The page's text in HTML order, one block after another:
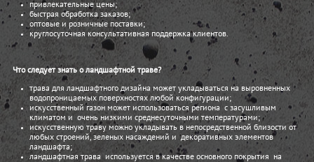
привлекательные цены;
быстрая обработка заказов;
оптовые и розничные поставки;
круглосуточная консультативная поддержка клиентов.
Что следует знать о ландшафтной траве?
трава для ландшафтного дизайна может укладываться на выровненных
водопроницаемых поверхностях любой конфигурации;
искусственный газон может использоваться региона с засушливым
климатом и очень низкими среднесуточными температурами;
искусственную траву можно укладывать в непосредственной близости от
любых строений, зеленых насаждений и декоративных элементов
ландшафта;
ландшафтная трава используется в качестве основного покрытия на